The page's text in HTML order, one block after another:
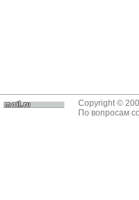
Copyright ©
По вопросам